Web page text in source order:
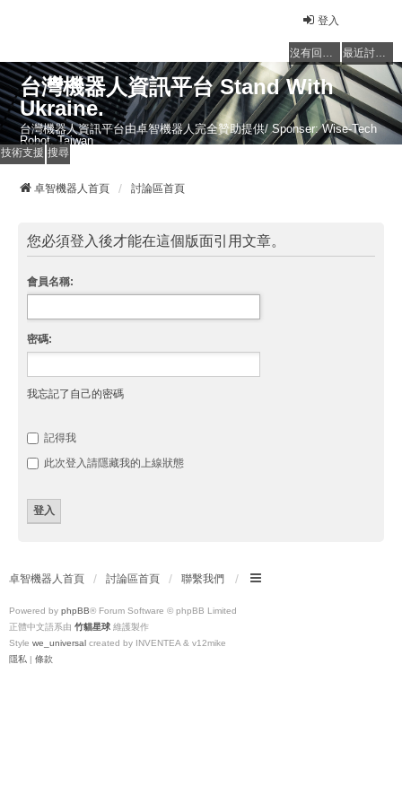
登入
沒有回覆的主題 最近討論的主題
台灣機器人資訊平台 Stand With
Ukraine.
台灣機器人資訊平台由卓智機器人完全贊助提供/ Sponser: Wise-Tech
Robot, Taiwan
技術支援 搜尋
卓智機器人首頁 討論區首頁
您必須登入後才能在這個版面引用文章。
會員名稱:
密碼:
我忘記了自己的密碼
記得我
此次登入請隱藏我的上線狀態
卓智機器人首頁 討論區首頁 聯繫我們
Powered by phpBB® Forum Software © phpBB Limited
正體中文語系由 竹貓星球 維護製作
Style we_universal created by INVENTEA & v12mike
隱私 | 條款